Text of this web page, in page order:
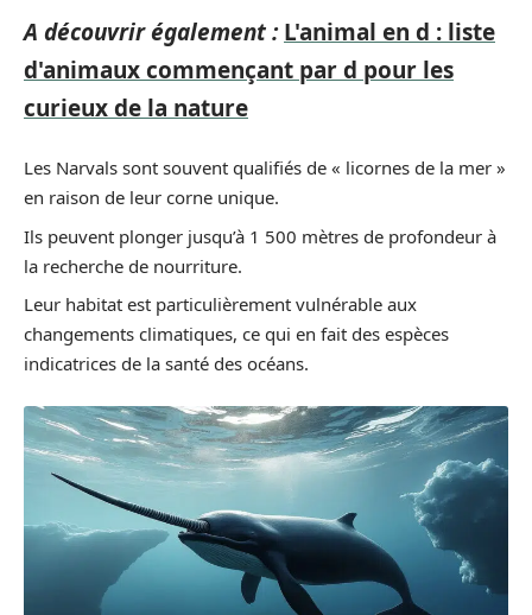
A découvrir également : L'animal en d : liste
d'animaux commençant par d pour les
curieux de la nature
Les Narvals sont souvent qualifiés de « licornes de la mer »
en raison de leur corne unique.
Ils peuvent plonger jusqu’à 1 500 mètres de profondeur à
la recherche de nourriture.
Leur habitat est particulièrement vulnérable aux
changements climatiques, ce qui en fait des espèces
indicatrices de la santé des océans.